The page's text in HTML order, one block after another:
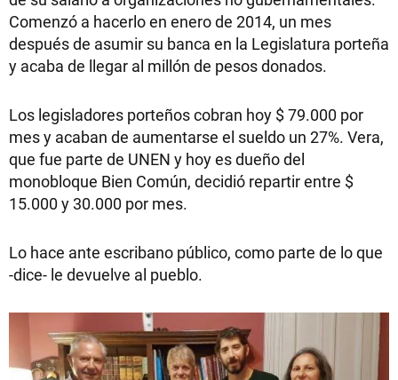
Comenzó a hacerlo en enero de 2014, un mes
después de asumir su banca en la Legislatura porteña
y acaba de llegar al millón de pesos donados.
Los legisladores porteños cobran hoy $ 79.000 por
mes y acaban de aumentarse el sueldo un 27%. Vera,
que fue parte de UNEN y hoy es dueño del
monobloque Bien Común, decidió repartir entre $
15.000 y 30.000 por mes.
Lo hace ante escribano público, como parte de lo que
-dice- le devuelve al pueblo.